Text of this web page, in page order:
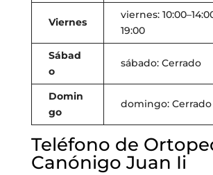
Viernes
viernes:
19:00
Sábad
o
sábado: Cerrado
Domin
go
domingo: Cerrado
Teléfono de
Canónigo Juan Ii